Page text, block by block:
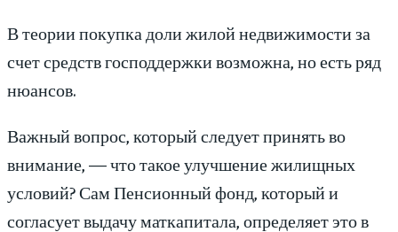
В теории покупка доли жилой недвижимости за
счет средств господдержки возможна, но есть ряд
нюансов.
Важный вопрос, который следует принять во
внимание, — что такое улучшение жилищных
условий? Сам Пенсионный фонд, который и
согласует выдачу маткапитала, определяет это в